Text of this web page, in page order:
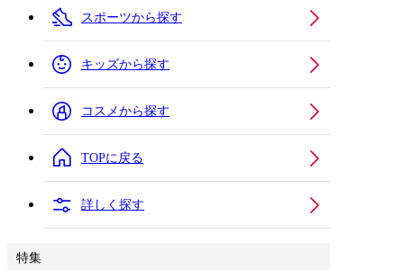
スポーツから探す
キッズから探す
コスメから探す
TOPに戻る
詳しく探す
特集